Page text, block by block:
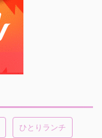
ひとりランチ